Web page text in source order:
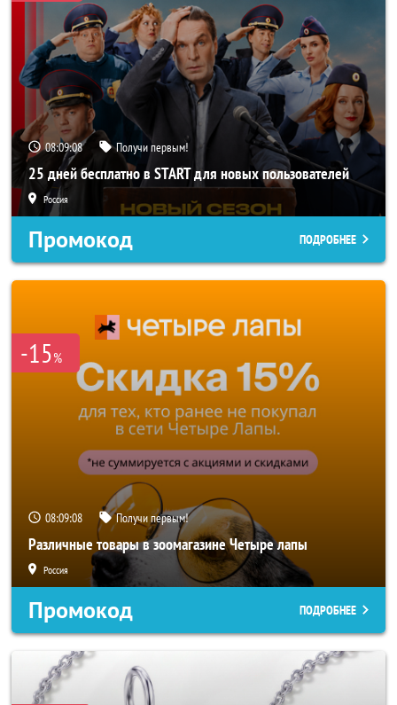
08:09:06 Получи первым!
25 дней бесплатно в START для новых пользователей
Россия
Промокод ПОДРОБНЕЕ
-15%
08:09:06 Получи первым!
Различные товары в зоомагазине Четыре лапы
Россия
Промокод ПОДРОБНЕЕ